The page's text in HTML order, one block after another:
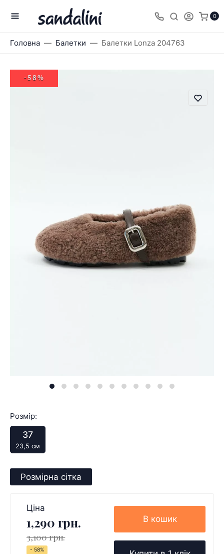
0
Головна Балетки Балетки Lonza 204763
-58%
Розмір:
37
23,5 см
Розмірна сітка
Ціна
1,290 грн.
3,100 грн.
- 58%
В кошик